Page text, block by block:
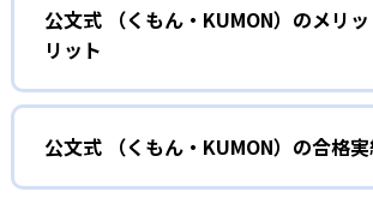
しさを経験できる。
KUMONの教材は、簡単な問題から高度な
ルステップで進んでいけるよう工夫されて
イルは子どもの学習意欲をかき立てるため
という受け身の姿勢ではなく、自ら進んで
小学校に入る準備をしたい幼
KUMONでは細かいステップに分かれた教材
さを経験しながら無理なく力を高めていけ
性格や学習への取り組み姿勢に合わせて内
め、小学校に入ってもつまずきにくい学力
るだろう。
公文式 （くもん・KUMON）のメリ
リット
どんなメリットがある？
KUMONでは自学自習スタイルで勉強する
標に向かって頑張りやり抜く力を育むこと
た、年齢や学年にとらわれずに自分の学力
公文式 （くもん・KUMON）の合格